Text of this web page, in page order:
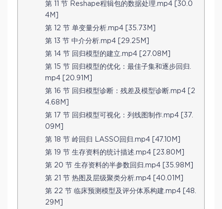
第 11 节 Reshape程辑包的数据处理.mp4 [30.0
4M]
第 12 节 单变量分析.mp4 [35.73M]
第 13 节 中介分析.mp4 [29.25M]
第 14 节 回归模型的建立.mp4 [27.08M]
第 15 节 回归模型的优化：最佳子集和逐步回归.
mp4 [20.91M]
第 16 节 回归模型诊断：残差及模型诊断.mp4 [2
4.68M]
第 17 节 回归模型可视化：列线图制作.mp4 [37.
09M]
第 18 节 岭回归 LASSO回归.mp4 [47.10M]
第 19 节 生存资料的统计描述.mp4 [23.80M]
第 20 节 生存资料的半参数回归.mp4 [35.98M]
第 21 节 热图及层级聚类分析.mp4 [40.01M]
第 22 节 临床预测模型及评分体系构建.mp4 [48.
29M]